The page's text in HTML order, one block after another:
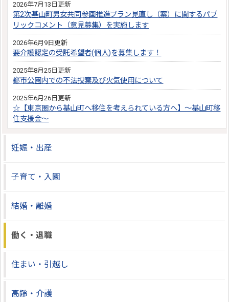
2026年7月13日更新
第2次基山町男女共同参画推進プラン見直し（案）に関するパブ
リックコメント（意見募集）を実施します
2026年6月9日更新
要介護認定の受託希望者(個人)を募集します！
2025年8月25日更新
都市公園内での不法投棄及び火気使用について
2025年6月26日更新
☆【東京圏から基山町へ移住を考えられている方へ】～基山町移
住支援金～
妊娠・出産
子育て・入園
結婚・離婚
働く・退職
住まい・引越し
高齢・介護